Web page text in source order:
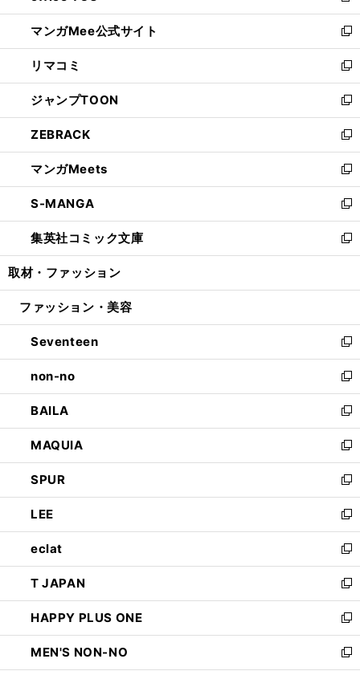
開
く
ン
ド
ウ
で
開
く
ウ
ィ
ン
ド
ウ
で
開
く
し
い
ウ
ィ
ン
ド
ウ
で
開
く
マンガMee公式サイト
新
し
い
ウ
ィ
ン
ド
ウ
で
開
く
リマコミ
新
し
い
ウ
ィ
ン
ド
ウ
で
開
く
ジャンプTOON
新
し
い
ウ
ィ
ン
ド
ウ
で
開
ZEBRACK
新
し
い
ウ
ィ
ン
ド
ウ
開
マンガMeets
新
し
い
ウ
ィ
ン
ウ
開
く
S-MANGA
新
し
い
ウ
ン
ウ
で
開
く
集英社コミック文庫
新
し
ウ
ン
ド
ウ
で
開
く
取材・ファッション
ファッション・美容
Seventeen
新
し
い
ウ
ィ
ン
ド
ウ
で
開
く
non-no
新
し
い
ウ
ィ
ン
ド
ウ
で
開
く
BAILA
新
し
い
ウ
ィ
ン
ド
ウ
で
開
く
MAQUIA
新
し
い
ウ
ィ
ン
ド
ウ
で
開
く
SPUR
新
し
い
ウ
ィ
ン
ド
ウ
で
開
く
LEE
新
し
い
ウ
ィ
ン
ド
ウ
で
開
eclat
新
し
い
ウ
ィ
ン
ド
ウ
T JAPAN
新
し
い
ウ
ィ
ン
HAPPY PLUS ONE
新
し
い
ウ
MEN'S NON-NO
新